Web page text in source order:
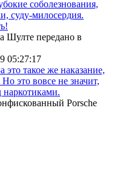
соболезнования,
суду-милосердия.
Шулте передано в
05:27:17
это такое же наказание,
это вовсе не значит,
наркотиками.
Porsche